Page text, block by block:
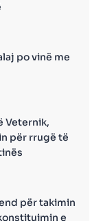
po vinë me
Veternik,
për rrugë të
për takimin
e